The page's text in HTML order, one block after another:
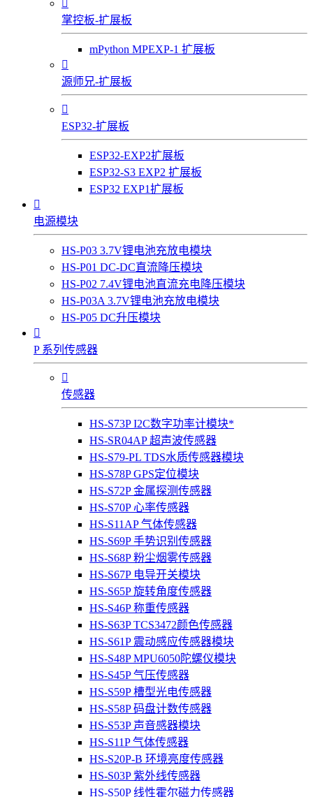

掌控板-扩展板
mPython MPEXP-1 扩展板

源师兄-扩展板

ESP32-扩展板
ESP32-EXP2扩展板
ESP32-S3 EXP2 扩展板
ESP32 EXP1扩展板

电源模块
HS-P03 3.7V锂电池充放电模块
HS-P01 DC-DC直流降压模块
HS-P02 7.4V锂电池直流充电降压模块
HS-P03A 3.7V锂电池充放电模块
HS-P05 DC升压模块

P 系列传感器

传感器
HS-S73P I2C数字功率计模块*
HS-SR04AP 超声波传感器
HS-S79-PL TDS水质传感器模块
HS-S78P GPS定位模块
HS-S72P 金属探测传感器
HS-S70P 心率传感器
HS-S11AP 气体传感器
HS-S69P 手势识别传感器
HS-S68P 粉尘烟雾传感器
HS-S67P 电导开关模块
HS-S65P 旋转角度传感器
HS-S46P 称重传感器
HS-S63P TCS3472颜色传感器
HS-S61P 震动感应传感器模块
HS-S48P MPU6050陀螺仪模块
HS-S45P 气压传感器
HS-S59P 槽型光电传感器
HS-S58P 码盘计数传感器
HS-S53P 声音感器模块
HS-S11P 气体传感器
HS-S20P-B 环境亮度传感器
HS-S03P 紫外线传感器
HS-S50P 线性霍尔磁力传感器